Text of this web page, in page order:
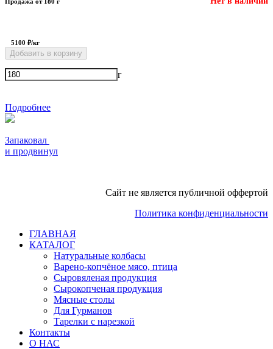
5100 ₽/кг
Добавить в корзину
г
Подробнее
Запаковал
и продвинул
Сайт не является публичной оффертой
Политика конфиденциальности
ГЛАВНАЯ
КАТАЛОГ
Натуральные колбасы
Варено-копчёное мясо, птица
Сыровяленая продукция
Сырокопченая продукция
Мясные столы
Для Гурманов
Тарелки с нарезкой
Контакты
О НАС